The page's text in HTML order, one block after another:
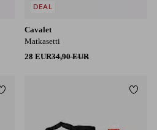
Cavalet
Matkasetti
28 EUR34,90 EUR
DEAL
Lisää suosikkeihin